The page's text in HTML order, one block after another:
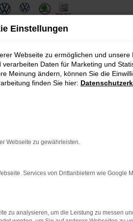
Funktioniert die Seite in
dass bestimmte Funktionen nicht
Einstellungen
Webseite zu ermöglichen und unsere
Daten für Marketing und
Meinung ändern, können Sie die
finden Sie hier:
Webseite zu gewährleisten.
Services von Drittanbietern wie Google
zu analysieren, um die Leistung zu messen